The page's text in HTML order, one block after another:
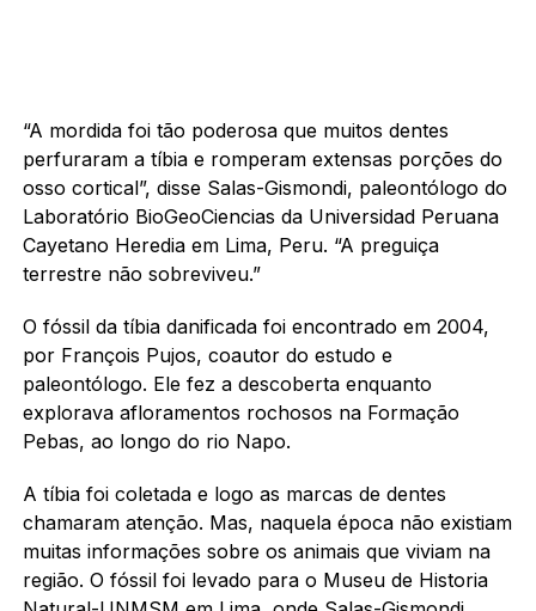
“A mordida foi tão poderosa que muitos dentes
perfuraram a tíbia e romperam extensas porções do
osso cortical”, disse Salas-Gismondi, paleontólogo do
Laboratório BioGeoCiencias da Universidad Peruana
Cayetano Heredia em Lima, Peru. “A preguiça
terrestre não sobreviveu.”
O fóssil da tíbia danificada foi encontrado em 2004,
por François Pujos, coautor do estudo e
paleontólogo. Ele fez a descoberta enquanto
explorava afloramentos rochosos na Formação
Pebas, ao longo do rio Napo.
A tíbia foi coletada e logo as marcas de dentes
chamaram atenção. Mas, naquela época não existiam
muitas informações sobre os animais que viviam na
região. O fóssil foi levado para o Museu de Historia